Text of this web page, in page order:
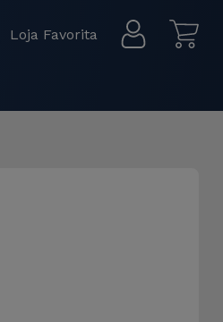
Loja Favorita